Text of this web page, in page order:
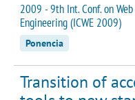
2009 - 9th Int. Conf. on Web
Engineering (ICWE 2009)
Ponencia
Transition of